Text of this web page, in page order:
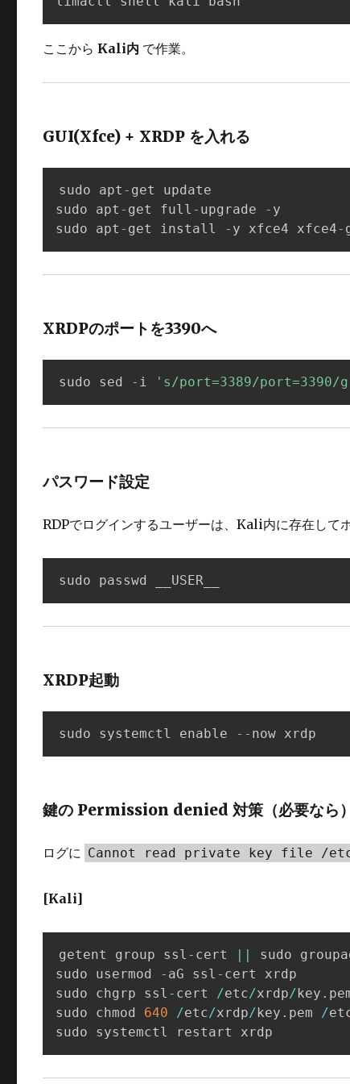
ここから Kali内 で作業。
GUI(Xfce) + XRDP を入れる
sudo apt - get update
sudo apt - get full - upgrade - y
sudo apt - get install - y xfce4 xfce4-
XRDPのポートを3390へ
sudo sed - i 's/port=3389/port=3390/
パスワード設定
RDPでログインするユーザーは、Kali内に存在して
sudo passwd __USER__
XRDP起動
sudo systemctl enable -- now xrdp
鍵の Permission denied 対策（必要なら）
ログに Cannot read private key file /
[Kali]
getent group ssl - cert sudo
sudo usermod
- aG ssl - cert xrdp
sudo chgrp ssl - cert /etc/xrdp/ key .
sudo chmod 640 /etc/xrdp/ key . pem /
sudo systemctl restart xrdp